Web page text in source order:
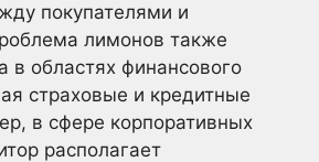
покупателями и
лимонов также
в областях финансового
страховые и кредитные
в сфере корпоративных
располагает